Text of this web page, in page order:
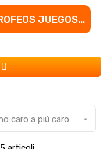
JUEGOS...
caro a più caro 